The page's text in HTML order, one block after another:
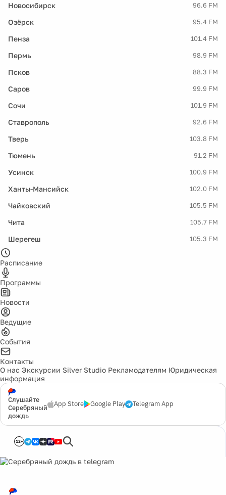
Новосибирск 96.6 FM
Озёрск 95.4 FM
Пенза 101.4 FM
Пермь 98.9 FM
Псков 88.3 FM
Саров 99.9 FM
Сочи 101.9 FM
Ставрополь 92.6 FM
Тверь 103.8 FM
Тюмень 91.2 FM
Усинск 100.9 FM
Ханты-Мансийск 102.0 FM
Чайковский 105.5 FM
Чита 105.7 FM
Шерегеш 105.3 FM
Расписание
Программы
Новости
Ведущие
События
Контакты
О нас Экскурсии Silver Studio Рекламодателям Юридическая
информация
Слушайте
Серебряный
дождь
App Store Google Play Telegram App
12+